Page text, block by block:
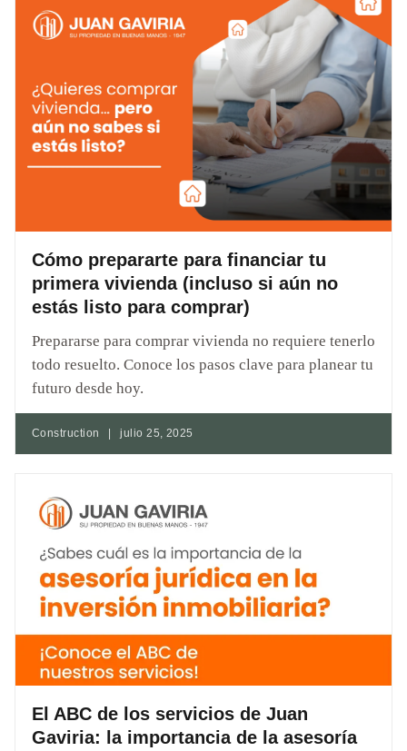
Cómo prepararte para financiar tu
primera vivienda (incluso si aún no
estás listo para comprar)
Prepararse para comprar vivienda no requiere tenerlo
todo resuelto. Conoce los pasos clave para planear tu
futuro desde hoy.
Construction julio 25, 2025
El ABC de los servicios de Juan
Gaviria: la importancia de la asesoría